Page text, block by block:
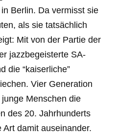
Berlin. Da vermisst sie
als sie tatsächlich
Mit von der Partie der
jazzbegeisterte SA-
die “kaiserliche”
Vier Generation
Menschen die
des 20. Jahrhunderts
damit auseinander.